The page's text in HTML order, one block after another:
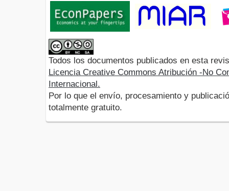
Todos los documentos publicados en esta
Licencia Creative Commons Atribución -No
Internacional.
Por lo que el envío, procesamiento y
totalmente gratuito.